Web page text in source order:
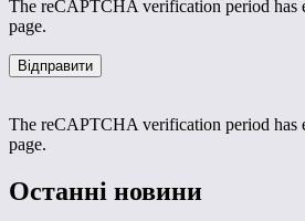
The reCAPTCHA verification period has
page.
The reCAPTCHA verification period has
page.
Останні новини